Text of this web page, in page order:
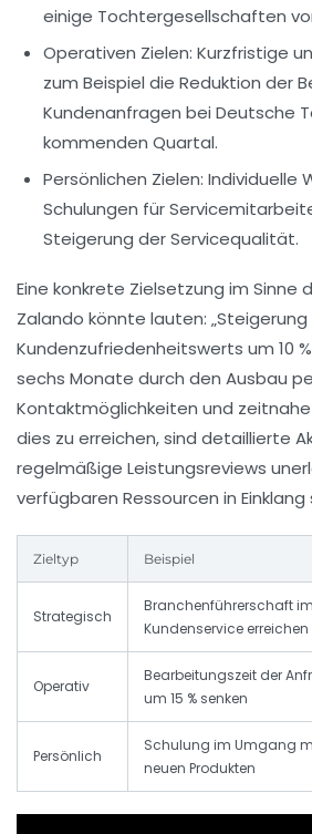
einige Tochtergesellschaften
Operativen Zielen: Kurzfristige
zum Beispiel die Reduktion der
Kundenanfragen bei Deutsche
kommenden Quartal.
Persönlichen Zielen: Individuelle
Schulungen für
Steigerung der Servicequalität.
Eine konkrete Zielsetzung im Sinne
Zalando könnte lauten: „Steigerung
Kundenzufriedenheitswerts um 10
sechs Monate durch den Ausbau
Kontaktmöglichkeiten und zeitnahe
dies zu erreichen, sind detaillierte
regelmäßige Leistungsreviews
verfügbaren Ressourcen in Einklang
Zieltyp Beispiel
Strategisch
Branchenführerschaft im
Kundenservice erreichen
Operativ
Bearbeitungszeit der
um 15 % senken
Persönlich
Schulung im Umgang
neuen Produkten